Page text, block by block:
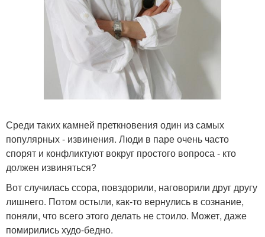
Среди таких камней преткновения один из самых
популярных - извинения. Люди в паре очень часто
спорят и конфликтуют вокруг простого вопроса - кто
должен извиняться?
Вот случилась ссора, повздорили, наговорили друг другу
лишнего. Потом остыли, как-то вернулись в сознание,
поняли, что всего этого делать не стоило. Может, даже
помирились худо-бедно.